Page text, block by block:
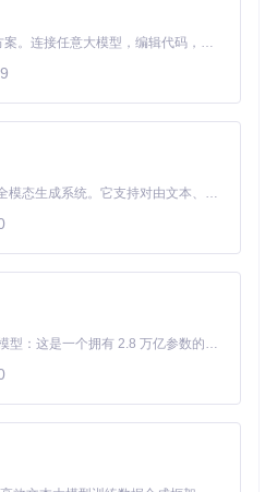
，可一键勾选需要自动执行的任
置？
置成为提升战力的关键。AALC的
优队伍组合
色技能释放顺序
，合理分配资源
持多套队伍方案保存和快速切换
？
，自动处理战斗和事件
实现收益最大化
Claude Code 的开源替代方案。连接任意大模型，编辑代码，运行命令，自动验证 — 全自动执行。用 Rust 构建，极致性能。 ｜ An open-source alternative to Claude Code. Connect any LLM, edit code, run commands, and verify changes — autonomously. Built in Rust for speed. Get Started
MiniMax H3 是一个通用的全模态生成系统。它支持对由文本、图像、视频和音频组成的多模态上下文进行统一理解，并能生成分辨率高达 2K、时长可达 15 秒的带原生立体声音频的视频。得益于面向任务泛化的系统设计，H3 在预训练阶段就已具备广泛的多模态上下文理解与生成能力，能够出色地执行复杂的多模态指令。
Kimi K3 是Kimi能力最强的模型：这是一个拥有 2.8 万亿参数的混合专家（MoE）模型，具备原生视觉理解能力，并支持 100 万 token 的上下文窗口。